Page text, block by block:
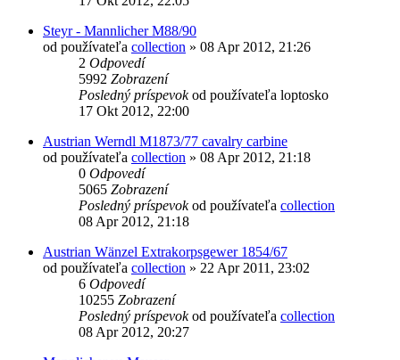
Steyr - Mannlicher M88/90
od používateľa collection » 08 Apr 2012, 21:26
2 Odpovedí
5992 Zobrazení
Posledný príspevokod používateľa loptosko
17 Okt 2012, 22:00
Austrian Werndl M1873/77 cavalry carbine
od používateľa collection » 08 Apr 2012, 21:18
0 Odpovedí
5065 Zobrazení
Posledný príspevokod používateľa collection
08 Apr 2012, 21:18
Austrian Wänzel Extrakorpsgewer 1854/67
od používateľa collection » 22 Apr 2011, 23:02
6 Odpovedí
10255 Zobrazení
Posledný príspevokod používateľa collection
08 Apr 2012, 20:27